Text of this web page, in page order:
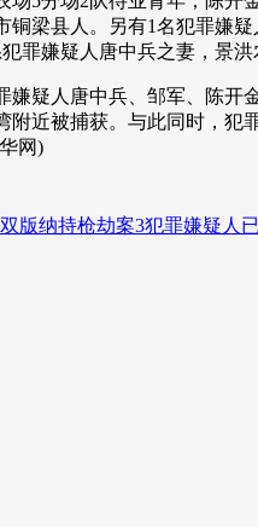
铜梁县人。另有1名犯罪嫌
罪嫌疑人唐中兵之妻，景洪
疑人唐中兵、邹军、陈开
附近被捕获。与此同时，犯
网)
版纳持枪劫案3犯罪嫌疑人